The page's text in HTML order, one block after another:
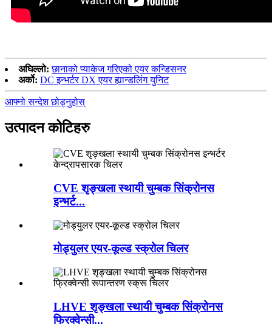
अघिल्लो: छानाको प्याकेज गरिएको एयर कन्डिसनर
अर्को: DC इन्भर्टर DX एयर ह्यान्डलिंग युनिट
आफ्नो सन्देश छोड्नुहोस्
उत्पादन कोटिहरु
CVE शृङ्खला स्थायी चुम्बक सिंक्रोनस
इन्भर्ट...
मोड्युलर एयर-कूल्ड स्क्रोल चिलर
LHVE शृङ्खला स्थायी चुम्बक सिंक्रोनस
फ्रिक्वेन्सी...